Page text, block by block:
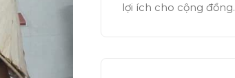
lợi ích cho cộng đồng.